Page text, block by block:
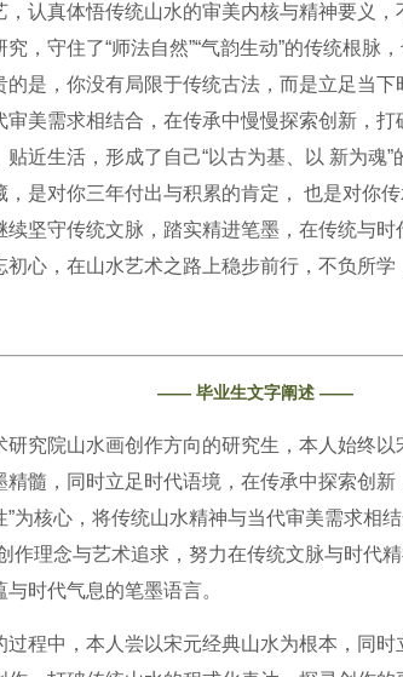
，认真体悟传统山水的审美内核与精神要义
，守住了“师法自然”“气韵生动”的传统根脉
的是，你没有局限于传统古法，而是立足当
审美需求相结合，在传承中慢慢探索创新，
贴近生活，形成了自己“以古为基、以 新为魂
，是对你三年付出与积累的肯定， 也是对你
续坚守传统文脉，踏实精进笔墨，在传统与
初心，在山水艺术之路上稳步前行，不负所学
—— 毕业生文字阐述 ——
研究院山水画创作方向的研究生，本人始终以
精髓，同时立足时代语境，在传承中探索创新
为核心，将传统山水精神与当代审美需求相结
作理念与艺术追求，努力在传统文脉与时代
时代气息的笔墨语言。
过程中，本人尝以宋元经典山水为根本，同